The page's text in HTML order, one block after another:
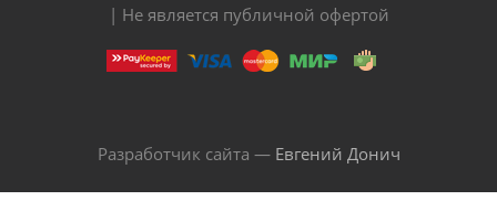
| Не является публичной офертой
Разработчик сайта — Евгений Донич